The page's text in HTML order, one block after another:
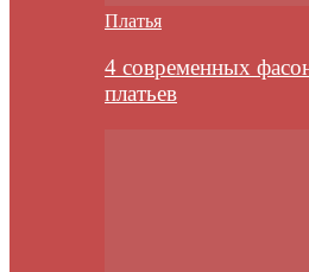
Платья
4 современных
платьев